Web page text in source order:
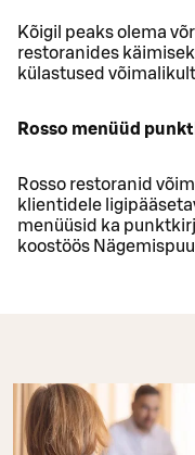
Kõigil peaks olema
restoranides
külastused
Rosso menüüd
Rosso restoranid
klientidele
menüüsid ka
koostöös